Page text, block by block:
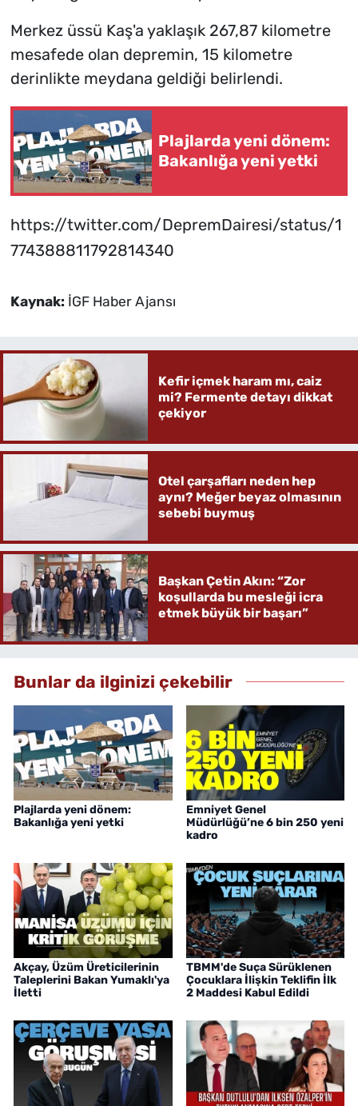
Merkez üssü Kaş'a yaklaşık 267,87 kilometre
mesafede olan depremin, 15 kilometre
derinlikte meydana geldiği belirlendi.
Plajlarda yeni dönem:
Bakanlığa yeni yetki
https://twitter.com/DepremDairesi/status/1
774388811792814340
Kaynak: İGF Haber Ajansı
Kefir içmek haram mı, caiz
mi? Fermente detayı dikkat
çekiyor
Otel çarşafları neden hep
aynı? Meğer beyaz olmasının
sebebi buymuş
Başkan Çetin Akın: “Zor
koşullarda bu mesleği icra
etmek büyük bir başarı”
Bunlar da ilginizi çekebilir
Plajlarda yeni dönem:
Bakanlığa yeni yetki
Emniyet Genel
Müdürlüğü’ne 6 bin 250 yeni
kadro
Akçay, Üzüm Üreticilerinin
Taleplerini Bakan Yumaklı'ya
İletti
TBMM'de Suça Sürüklenen
Çocuklara İlişkin Teklifin İlk
2 Maddesi Kabul Edildi